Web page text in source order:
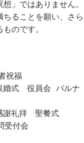
」ではありません。
ることを願い、さら
のです。
祝福
婚式 役員会 バルナ
謝礼拝 聖餐式
受付会